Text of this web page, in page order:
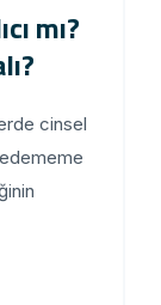
mı?
cinsel